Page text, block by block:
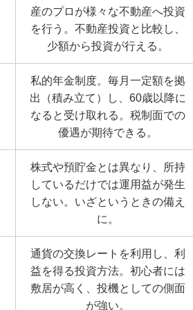
産のプロが様々な不動産へ投資
を行う。不動産投資と比較し、
少額から投資が行える。
私的年金制度。毎月一定額を拠
出（積み立て）し、60歳以降に
なると受け取れる。税制面での
優遇が期待できる。
株式や預貯金とは異なり、所持
しているだけでは運用益が発生
しない。いざというときの備え
に。
通貨の交換レートを利用し、利
益を得る投資方法。初心者には
敷居が高く、投機としての側面
が強い。